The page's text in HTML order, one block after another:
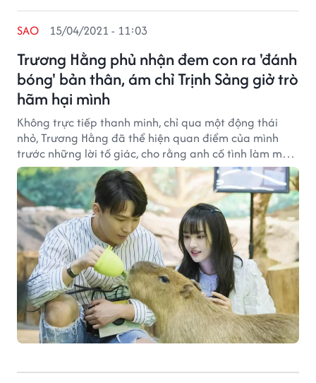
Trương Hằng phủ nhận đem con ra 'đánh
bóng' bản thân, ám chỉ Trịnh Sảng giở trò
hãm hại mình
SAO 15/04/2021 - 11:03
Không trực tiếp thanh minh, chỉ qua một động thái
nhỏ, Trương Hằng đã thể hiện quan điểm của mình
trước những lời tố giác, cho rằng anh cố tình làm màu,
tạo hình tượng người cha tốt.